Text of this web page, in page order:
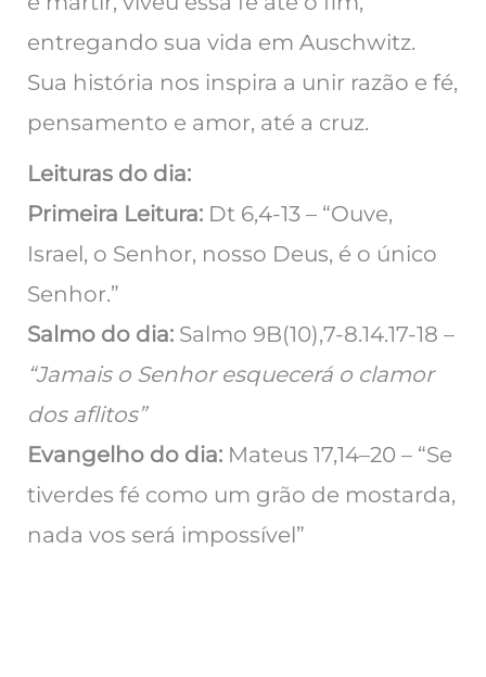
entregando sua vida em Auschwitz.
Sua história nos inspira a unir razão e fé,
pensamento e amor, até a cruz.
Leituras do dia:
Primeira Leitura: Dt 6,4-13 – “Ouve,
Israel, o Senhor, nosso Deus, é o único
Senhor.”
Salmo do dia: Salmo 9B(10),7-8.14.17-18 –
“Jamais o Senhor esquecerá o clamor
dos aflitos”
Evangelho do dia: Mateus 17,14–20 – “Se
tiverdes fé como um grão de mostarda,
nada vos será impossível”